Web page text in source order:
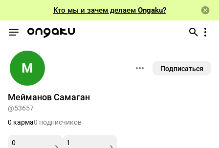
Кто мы и зачем делаем Ongaku?
М
Мейманов Самаган
Подписаться
@53657
0 карма0 подписчиков
0
1